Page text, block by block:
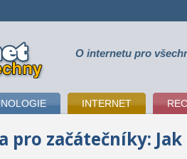
O internetu pro
INTERNET
pro začátečníky: